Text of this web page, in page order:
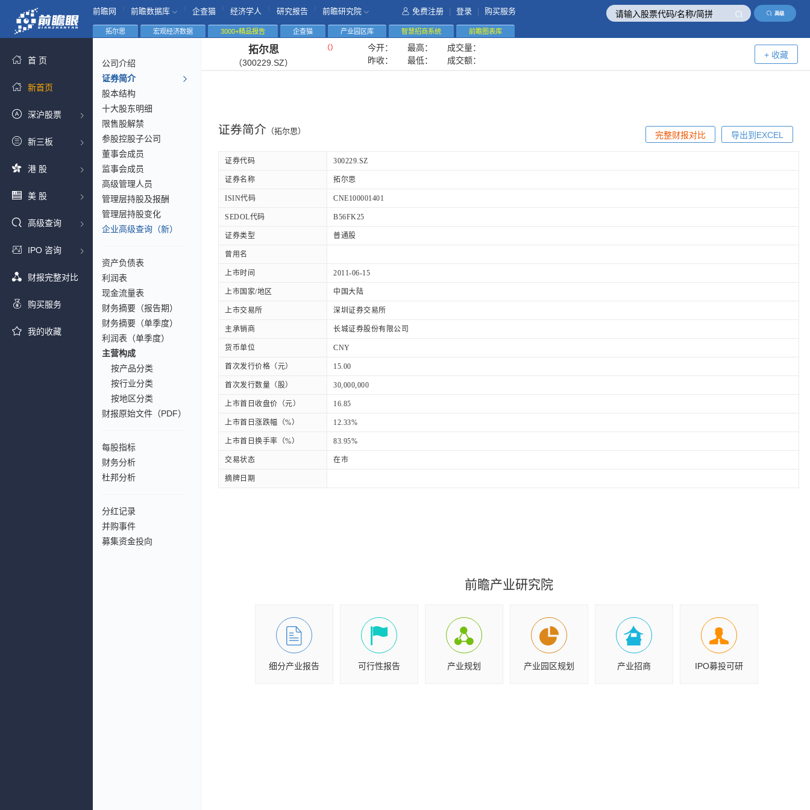
高级
前瞻网 前瞻数据库 企查猫 经济学人 研究报告 前瞻研究院 免费注册 登录 购买服务
首 页
新首页
深沪股票
新三板
港 股
美 股
高级查询
IPO 咨询
财报完整对比
购买服务
我的收藏
拓尔思 宏观经济数据 3000+精品报告 企查猫 产业园区库 智慧招商系统 前瞻图表库
公司介绍
证券简介
股本结构
十大股东明细
限售股解禁
参股控股子公司
董事会成员
监事会成员
高级管理人员
管理层持股及报酬
管理层持股变化
企业高级查询（新）
资产负债表
利润表
现金流量表
财务摘要（报告期）
财务摘要（单季度）
利润表（单季度）
主营构成
按产品分类
按行业分类
按地区分类
财报原始文件（PDF）
每股指标
财务分析
杜邦分析
分红记录
并购事件
募集资金投向
拓尔思
（300229.SZ）
（） 今开： 最高：
成交量：
昨收：
最低： 成交额：
+ 收藏
证券简介 （拓尔思） 导出到EXCEL
完整财报对比
证券代码 300229.SZ
证券名称 拓尔思
ISIN代码 CNE100001401
SEDOL代码 B56FK25
证券类型 普通股
曾用名
上市时间 2011-06-15
上市国家/地区 中国大陆
上市交易所 深圳证券交易所
主承销商 长城证券股份有限公司
货币单位 CNY
首次发行价格（元） 15.00
首次发行数量（股） 30,000,000
上市首日收盘价（元） 16.85
上市首日涨跌幅（%） 12.33%
上市首日换手率（%） 83.95%
交易状态 在市
摘牌日期
前瞻产业研究院
细分产业报告 可行性报告 产业规划 产业园区规划 产业招商 IPO募投可研